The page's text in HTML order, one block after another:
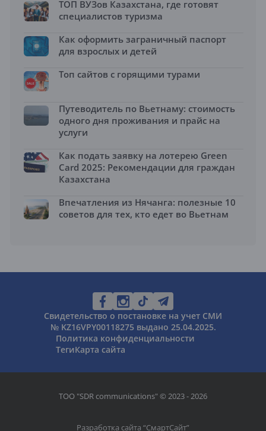
ТОП ВУЗов Казахстана, где готовят
специалистов туризма
Как оформить заграничный паспорт
для взрослых и детей
Топ сайтов с горящими турами
Путеводитель по Вьетнаму: стоимость
одного дня проживания и прайс на
услуги
Как подать заявку на лотерею Green
Card 2025: Рекомендации для граждан
Казахстана
Впечатления из Нячанга: полезные 10
советов для тех, кто едет во Вьетнам
Свидетельство о постановке на учет СМИ
№ KZ16VPY00118275 выдано 25.04.2025.
Политика конфиденциальности
ТегиКарта сайта
ТОО "SDR communications" © 2023 - 2026
Разработка сайта “СмартСайт”